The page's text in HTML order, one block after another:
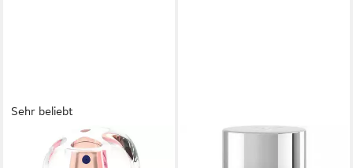
Sehr beliebt
Eau de Parfum FEEL GOOD